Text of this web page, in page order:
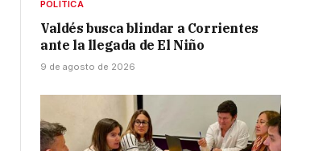
POLÍTICA
Valdés busca blindar a Corrientes
ante la llegada de El Niño
9 de agosto de 2026